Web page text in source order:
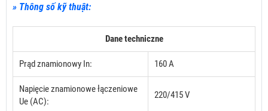
» Thông số kỹ thuật:
Dane techniczne
Prąd znamionowy In: 160 A
Napięcie znamionowe łączeniowe
Ue (AC):
220/415 V